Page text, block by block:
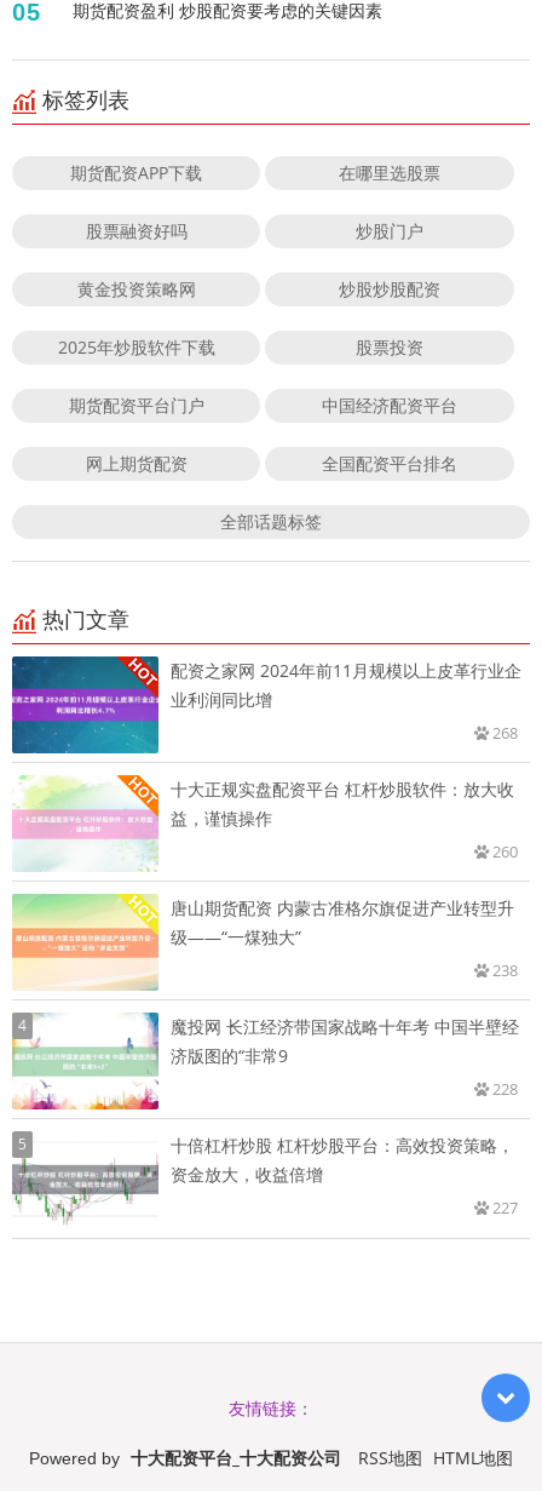
05 期货配资盈利 炒股配资要考虑的关键因素
标签列表
期货配资APP下载 在哪里选股票
股票融资好吗 炒股门户
黄金投资策略网 炒股炒股配资
2025年炒股软件下载 股票投资
期货配资平台门户 中国经济配资平台
网上期货配资 全国配资平台排名
全部话题标签
热门文章
配资之家网 2024年前11月规模以上皮革行业企
业利润同比增
268
十大正规实盘配资平台 杠杆炒股软件：放大收
益，谨慎操作
260
唐山期货配资 内蒙古准格尔旗促进产业转型升
级——“一煤独大”
238
4
魔投网 长江经济带国家战略十年考 中国半壁经
济版图的“非常9
228
5
十倍杠杆炒股 杠杆炒股平台：高效投资策略，
资金放大，收益倍增
227
友情链接：
Powered by 十大配资平台_十大配资公司 RSS地图 HTML地图